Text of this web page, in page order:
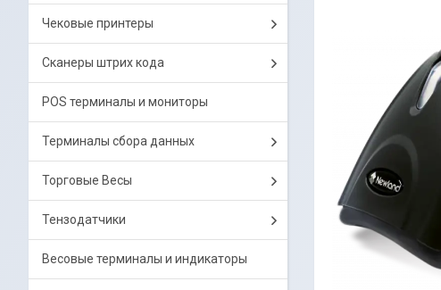
Чековые принтеры
Сканеры штрих кода
POS терминалы и мониторы
Терминалы сбора данных
Торговые Весы
Тензодатчики
Весовые терминалы и индикаторы